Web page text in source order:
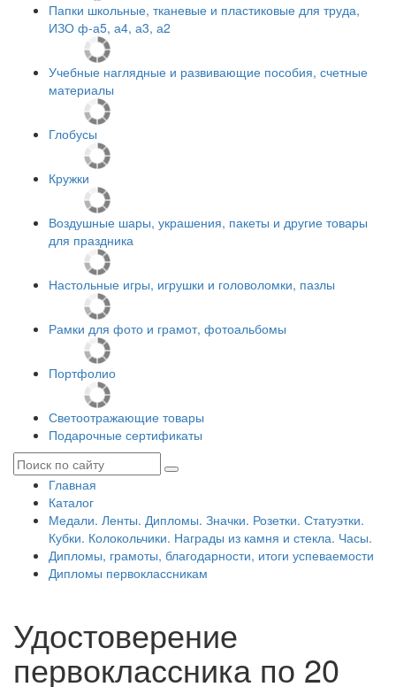
Папки школьные, тканевые и пластиковые для труда,
ИЗО ф-а5, а4, а3, а2
Учебные наглядные и развивающие пособия, счетные
материалы
Глобусы
Кружки
Воздушные шары, украшения, пакеты и другие товары
для праздника
Настольные игры, игрушки и головоломки, пазлы
Рамки для фото и грамот, фотоальбомы
Портфолио
Светоотражающие товары
Подарочные сертификаты
Главная
Каталог
Медали. Ленты. Дипломы. Значки. Розетки. Статуэтки.
Кубки. Колокольчики. Награды из камня и стекла. Часы.
Дипломы, грамоты, благодарности, итоги успеваемости
Дипломы первоклассникам
Удостоверение
первоклассника по 20